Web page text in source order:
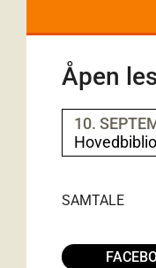
Åpen
10.
SAMTALE